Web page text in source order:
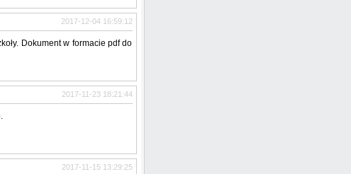
2017-12-04 16:59:12
Dokument w formacie pdf do
2017-11-23 18:21:44
2017-11-15 13:29:25